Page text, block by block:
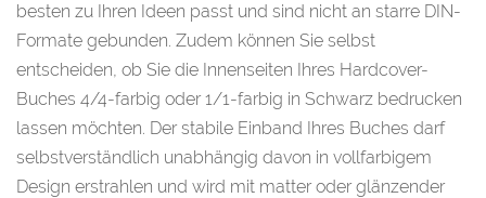
besten zu Ihren Ideen passt und sind nicht an starre DIN-
Formate gebunden. Zudem können Sie selbst
entscheiden, ob Sie die Innenseiten Ihres Hardcover-
Buches 4/4-farbig oder 1/1-farbig in Schwarz bedrucken
lassen möchten. Der stabile Einband Ihres Buches darf
selbstverständlich unabhängig davon in vollfarbigem
Design erstrahlen und wird mit matter oder glänzender